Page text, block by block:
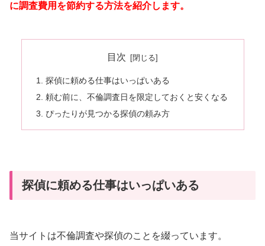
に調査費用を節約する方法を紹介します。
目次
探偵に頼める仕事はいっぱいある
頼む前に、不倫調査日を限定しておくと安くなる
ぴったりが見つかる探偵の頼み方
探偵に頼める仕事はいっぱいある
当サイトは不倫調査や探偵のことを綴っています。